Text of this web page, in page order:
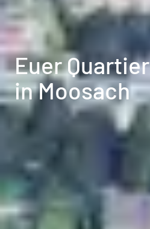
Euer Quartier
in Moosach